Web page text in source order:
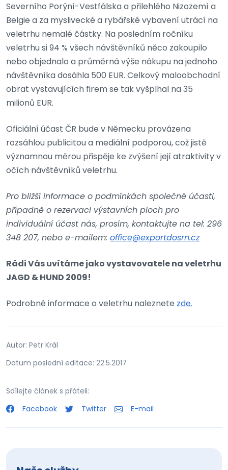
Severního Porýní-Vestfálska a přilehlého Nizozemí a
Belgie a za myslivecké a rybářské vybavení utrácí na
veletrhu nemalé částky. Na posledním ročníku
veletrhu si 94 % všech návštěvníků něco zakoupilo
nebo objednalo a průměrná výše nákupu na jednoho
návštěvníka dosáhla 500 EUR. Celkový maloobchodní
obrat vystavujících firem se tak vyšplhal na 35
milionů EUR.
Oficiální účast ČR bude v Německu provázena
rozsáhlou publicitou a mediální podporou, což jistě
významnou měrou přispěje ke zvýšení její atraktivity v
očích návštěvníků veletrhu.
Pro bližší informace o podmínkách společné účasti,
případně o rezervaci výstavních ploch pro
individuální účast nás, prosím, kontaktujte na tel: 296
348 207, nebo e-mailem: office@exportdosrn.cz
Rádi Vás uvítáme jako vystavovatele na veletrhu
JAGD & HUND 2009!
Podrobné informace o veletrhu naleznete zde.
Autor: Petr Král
Datum poslední editace: 22.5.2017
Sdílejte článek s přáteli:
Facebook
Twitter E-mail